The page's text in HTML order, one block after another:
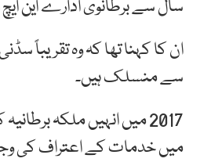
سال سے برطانوی ادارے این
ان کا کہنا تھا کہ وہ تقریباً
سے منسلک ہیں۔
2017 میں انہیں ملکہ
میں خدمات کے اعتراف کی